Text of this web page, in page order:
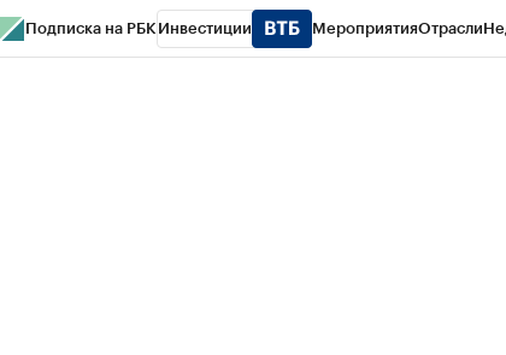
Подписка на РБК Инвестиции МероприятияОтрасли